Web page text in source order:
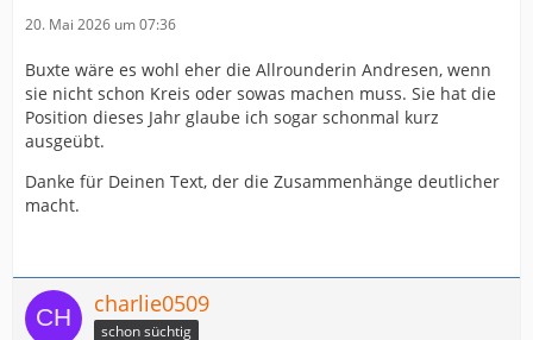
20. Mai 2026 um 07:36
Buxte wäre es wohl eher die Allrounderin Andresen, wenn
sie nicht schon Kreis oder sowas machen muss. Sie hat die
Position dieses Jahr glaube ich sogar schonmal kurz
ausgeübt.
Danke für Deinen Text, der die Zusammenhänge deutlicher
macht.
charlie0509
schon süchtig